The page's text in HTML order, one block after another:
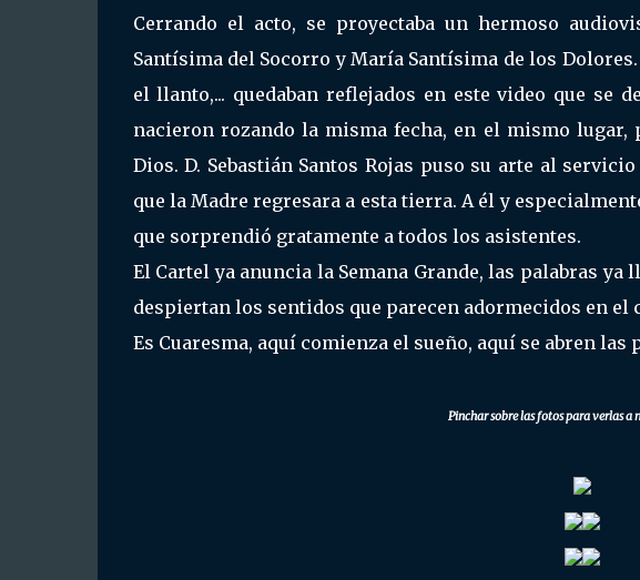
Cerrando el acto, se proyectaba un hermoso
Santísima del Socorro y María Santísima de los
el llanto,... quedaban reflejados en este video que se
nacieron rozando la misma fecha, en el mismo
Dios. D. Sebastián Santos Rojas puso su arte al
que la Madre regresara a esta tierra. A él y
que sorprendió gratamente a todos los asistentes.
El Cartel ya anuncia la Semana Grande, las palabras
despiertan los sentidos que parecen adormecidos en el
Es Cuaresma, aquí comienza el sueño, aquí se abren las
Pinchar sobre las fotos para verlas a